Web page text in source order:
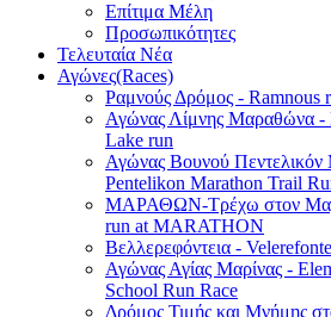
Επίτιμα Μέλη
Προσωπικότητες
Τελευταία Νέα
Αγώνες(Races)
Ραμνούς Δρόμος - Ramnous
Αγώνας Λίμνης Μαραθώνα -
Lake run
Αγώνας Βουνού
Pentelikon Marathon Trail
ΜΑΡΑΘΩΝ-Τρέχω στον
run at MARATHON
Βελλερεφόντεια -
Αγώνας Αγίας Μαρίνας -
School Run Race
Δρόμος Τιμής και Μνήμης